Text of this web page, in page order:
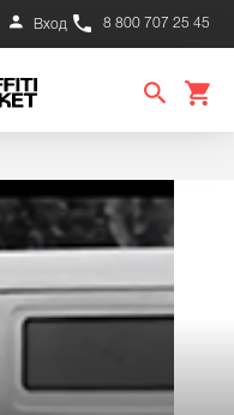
8 800 707 25 45
Вход